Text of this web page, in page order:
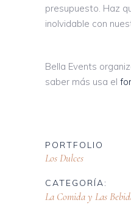
presupuesto. Haz
inolvidable con
Bella Events
saber más usa el
PORTFOLIO
Los Dulces
CATEGORÍA:
La Comida y Las